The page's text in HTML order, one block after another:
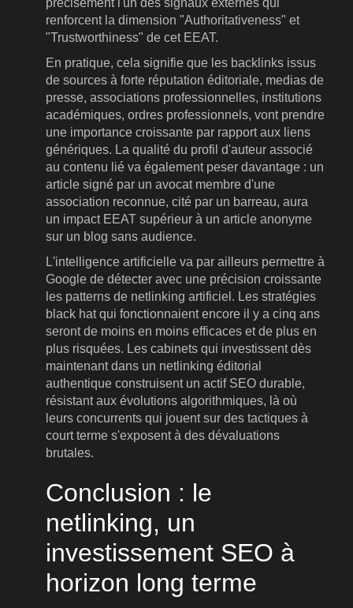
précisément l'un des signaux externes qui
renforcent la dimension "Authoritativeness" et
"Trustworthiness" de cet EEAT.
En pratique, cela signifie que les backlinks issus
de sources à forte réputation éditoriale, medias de
presse, associations professionnelles, institutions
académiques, ordres professionnels, vont prendre
une importance croissante par rapport aux liens
génériques. La qualité du profil d'auteur associé
au contenu lié va également peser davantage : un
article signé par un avocat membre d'une
association reconnue, cité par un barreau, aura
un impact EEAT supérieur à un article anonyme
sur un blog sans audience.
L'intelligence artificielle va par ailleurs permettre à
Google de détecter avec une précision croissante
les patterns de netlinking artificiel. Les stratégies
black hat qui fonctionnaient encore il y a cinq ans
seront de moins en moins efficaces et de plus en
plus risquées. Les cabinets qui investissent dès
maintenant dans un netlinking éditorial
authentique construisent un actif SEO durable,
résistant aux évolutions algorithmiques, là où
leurs concurrents qui jouent sur des tactiques à
court terme s'exposent à des dévaluations
brutales.
Conclusion : le
netlinking, un
investissement SEO à
horizon long terme